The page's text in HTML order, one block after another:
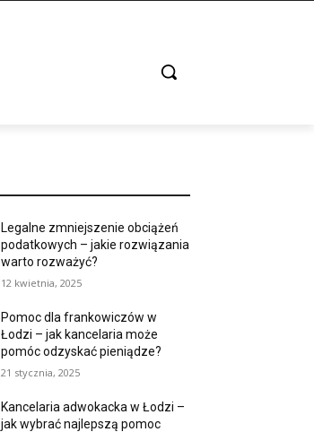
Legalne zmniejszenie obciążeń
podatkowych – jakie rozwiązania
warto rozważyć?
12 kwietnia, 2025
Pomoc dla frankowiczów w
Łodzi – jak kancelaria może
pomóc odzyskać pieniądze?
21 stycznia, 2025
Kancelaria adwokacka w Łodzi –
jak wybrać najlepszą pomoc